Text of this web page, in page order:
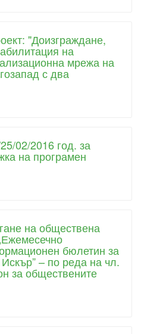
"Доизграждане,
на
мрежа на
с два
02/2016 год. за
на програмен
на обществена
бюлетин за
– по реда на чл.
за обществените